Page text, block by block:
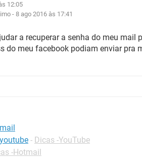
12:05
-8 ago 2016 às 17:41
a recuperar a senha do meu mail
do meu facebook podiam enviar pra
- Dicas -YouTube
-Hotmail